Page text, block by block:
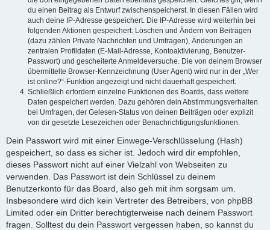
du einen Beitrag als Entwurf zwischenspeicherst. In diesen Fällen wird
auch deine IP-Adresse gespeichert. Die IP-Adresse wird weiterhin bei
folgenden Aktionen gespeichert: Löschen und Ändern von Beiträgen
(dazu zählen Private Nachrichten und Umfragen), Änderungen an
zentralen Profildaten (E-Mail-Adresse, Kontoaktivierung, Benutzer-
Passwort) und gescheiterte Anmeldeversuche. Die von deinem Browser
übermittelte Browser-Kennzeichnung (User Agent) wird nur in der „Wer
ist online?“-Funktion angezeigt und nicht dauerhaft gespeichert.
Schließlich erfordern einzelne Funktionen des Boards, dass weitere
Daten gespeichert werden. Dazu gehören dein Abstimmungsverhalten
bei Umfragen, der Gelesen-Status von deinen Beiträgen oder explizit
von dir gesetzte Lesezeichen oder Benachrichtigungsfunktionen.
Dein Passwort wird mit einer Einwege-Verschlüsselung (Hash)
gespeichert, so dass es sicher ist. Jedoch wird dir empfohlen,
dieses Passwort nicht auf einer Vielzahl von Webseiten zu
verwenden. Das Passwort ist dein Schlüssel zu deinem
Benutzerkonto für das Board, also geh mit ihm sorgsam um.
Insbesondere wird dich kein Vertreter des Betreibers, von phpBB
Limited oder ein Dritter berechtigterweise nach deinem Passwort
fragen. Solltest du dein Passwort vergessen haben, so kannst du